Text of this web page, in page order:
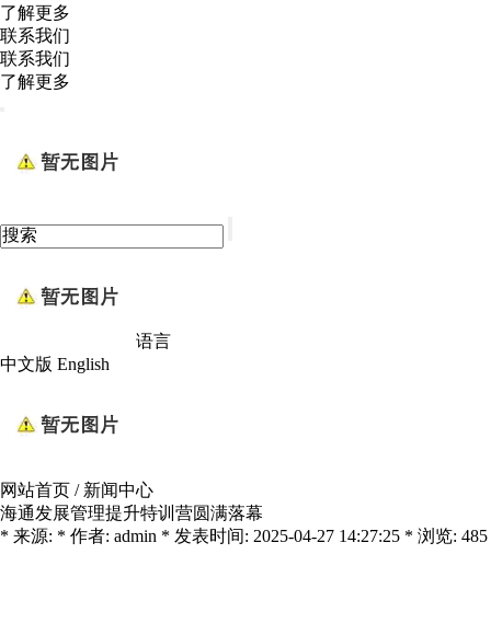
了解更多
联系我们
联系我们
了解更多
语言
中文版 English
网站首页 / 新闻中心
海通发展管理提升特训营圆满落幕
* 来源: * 作者: admin * 发表时间: 2025-04-27 14:27:25 * 浏览: 485